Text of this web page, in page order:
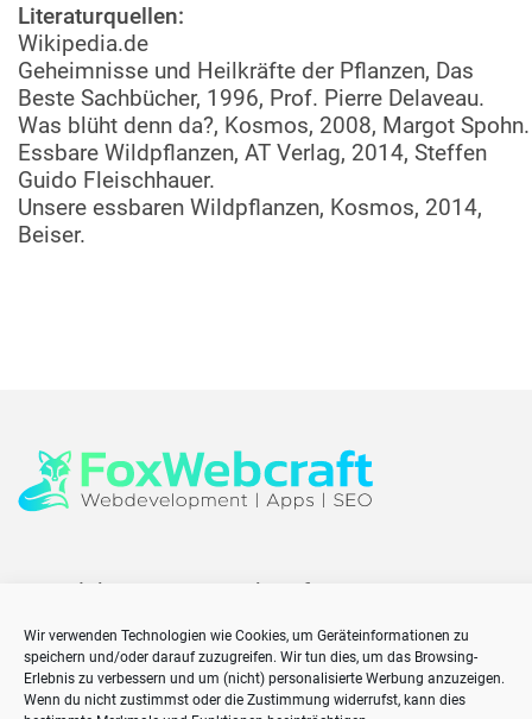
Wir verwenden Technologien wie Cookies, um Geräteinformationen zu
speichern und/oder darauf zuzugreifen. Wir tun dies, um das Browsing-
Erlebnis zu verbessern und um (nicht) personalisierte Werbung anzuzeigen.
Wenn du nicht zustimmst oder die Zustimmung widerrufst, kann dies
Literaturquellen:
Wikipedia.de
Geheimnisse und Heilkräfte der Pflanzen, Das
Beste Sachbücher, 1996, Prof. Pierre Delaveau.
Was blüht denn da?, Kosmos, 2008, Margot Spohn.
Essbare Wildpflanzen, AT Verlag, 2014, Steffen
Guido Fleischhauer.
Unsere essbaren Wildpflanzen, Kosmos, 2014,
Beiser.
Copyright 2026
FoxWebcraft
Impressum
Cookie-Richtlinie (EU)